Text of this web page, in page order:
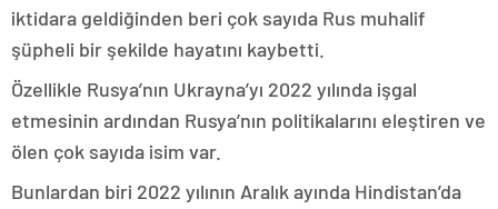
iktidara geldiğinden beri çok sayıda Rus muhalif
şüpheli bir şekilde hayatını kaybetti.
Özellikle Rusya’nın Ukrayna’yı 2022 yılında işgal
etmesinin ardından Rusya’nın politikalarını eleştiren ve
ölen çok sayıda isim var.
Bunlardan biri 2022 yılının Aralık ayında Hindistan’da